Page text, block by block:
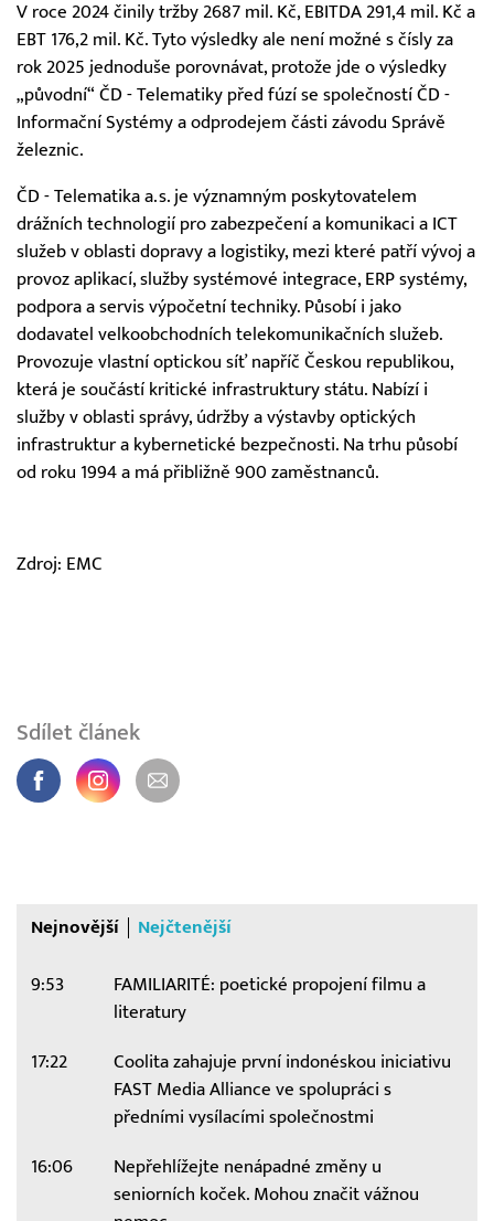
V roce 2024 činily tržby 2687 mil. Kč, EBITDA 291,4 mil. Kč a
EBT 176,2 mil. Kč. Tyto výsledky ale není možné s čísly za
rok 2025 jednoduše porovnávat, protože jde o výsledky
„původní“ ČD - Telematiky před fúzí se společností ČD -
Informační Systémy a odprodejem části závodu Správě
železnic.
ČD - Telematika a.s. je významným poskytovatelem
drážních technologií pro zabezpečení a komunikaci a ICT
služeb v oblasti dopravy a logistiky, mezi které patří vývoj a
provoz aplikací, služby systémové integrace, ERP systémy,
podpora a servis výpočetní techniky. Působí i jako
dodavatel velkoobchodních telekomunikačních služeb.
Provozuje vlastní optickou síť napříč Českou republikou,
která je součástí kritické infrastruktury státu. Nabízí i
služby v oblasti správy, údržby a výstavby optických
infrastruktur a kybernetické bezpečnosti. Na trhu působí
od roku 1994 a má přibližně 900 zaměstnanců.
Zdroj: EMC
Sdílet článek
Nejnovější Nejčtenější
9:53
FAMILIARITÉ: poetické propojení filmu a
literatury
17:22
Coolita zahajuje první indonéskou iniciativu
FAST Media Alliance ve spolupráci s
předními vysílacími společnostmi
16:06
Nepřehlížejte nenápadné změny u
seniorních koček. Mohou značit vážnou